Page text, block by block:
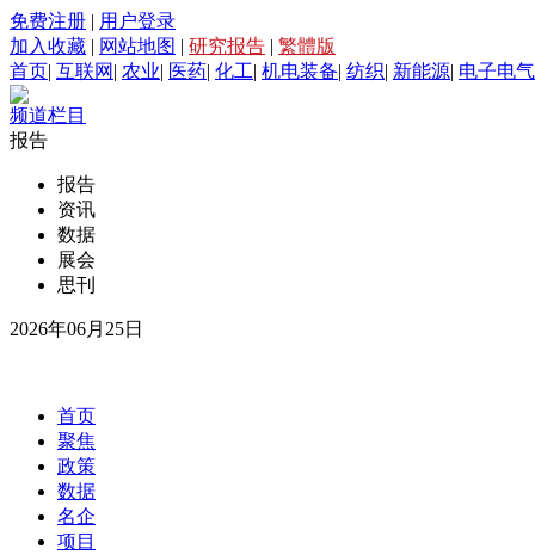
免费注册 | 用户登录
加入收藏 | 网站地图 | 研究报告 | 繁體版
首页| 互联网 | 农业| 医药| 化工| 机电装备| 纺织| 新能源| 电子电气
频道栏目
报告
报告
资讯
数据
展会
思刊
2026年06月25日
首页
聚焦
政策
数据
名企
项目